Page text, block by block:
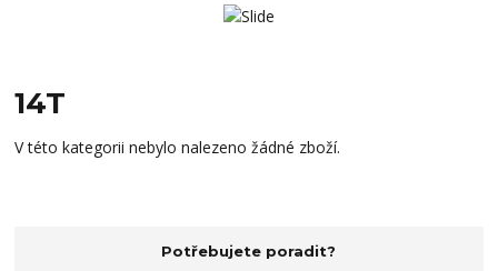
14T
V této kategorii nebylo nalezeno žádné zboží.
Potřebujete poradit?